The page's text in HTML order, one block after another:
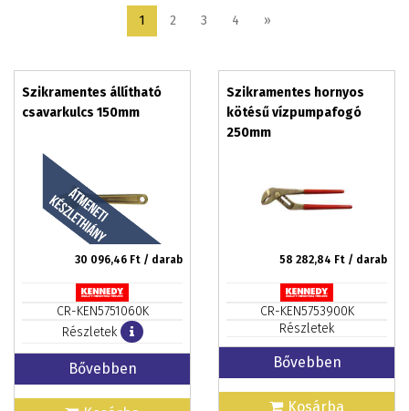
1 2 3 4 »
Szikramentes állítható
csavarkulcs 150mm
30 096,46 Ft / darab
CR-KEN5751060K
Részletek
Bővebben
Szikramentes hornyos
kötésű vízpumpafogó
250mm
58 282,84 Ft / darab
CR-KEN5753900K
Részletek
Bővebben
Kosárba